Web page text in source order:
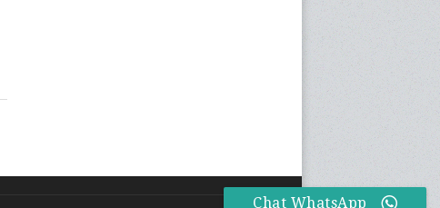
Chat WhatsApp